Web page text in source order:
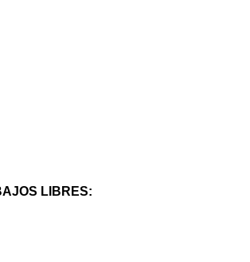
LIBRES: